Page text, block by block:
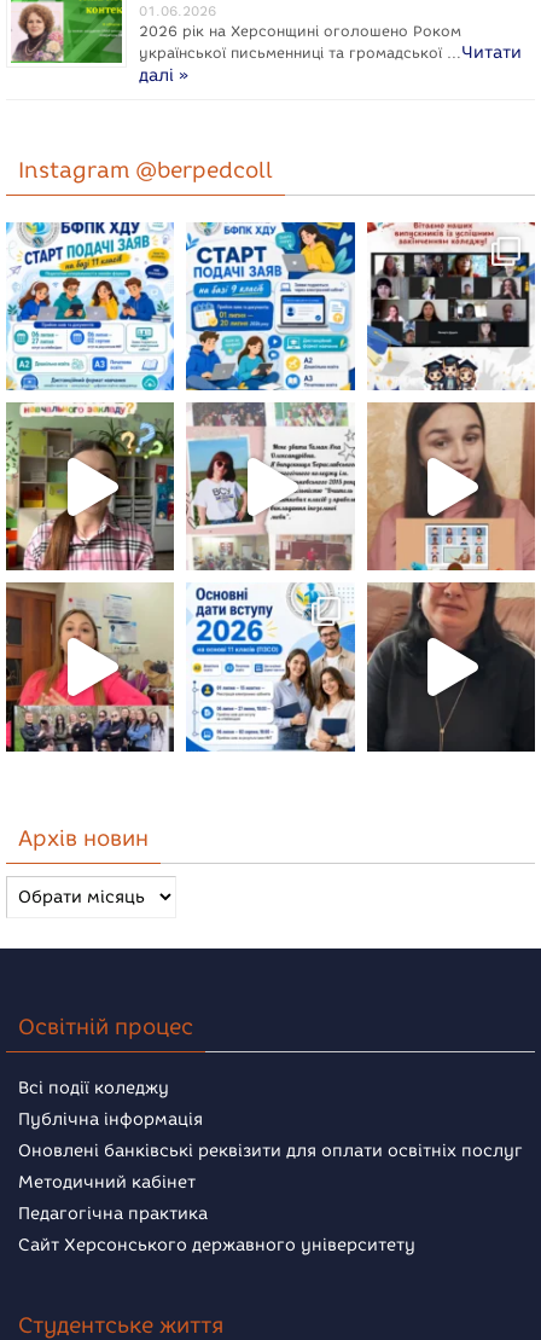
01.06.2026
2026 рік на Херсонщині оголошено Роком
укpaїнcької письменниці та громадської … Читати
далі »
Instagram @berpedcoll
Архів новин
Архів
новин
Освітній процес
Всі події коледжу
Публічна інформація
Оновлені банківські реквізити для оплати освітніх послуг
Методичний кабінет
Педагогічна практика
Сайт Херсонського державного університету
Студентське життя